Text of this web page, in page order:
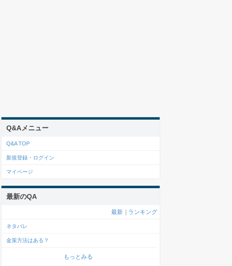
Q&Aメニュー
Q&A TOP
新規登録・ログイン
マイページ
最新のQA
最新 ランキング
ネタバレ
金策方法はある？
もっとみる